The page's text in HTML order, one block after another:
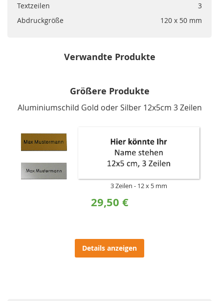
Textzeilen
3
Abdruckgröße
120 x 50 mm
Verwandte Produkte
Größere Produkte
Aluminiumschild Gold oder Silber 12x5cm 3 Zeilen
3 Zeilen 12 x 5 mm
29,50 €
Details anzeigen